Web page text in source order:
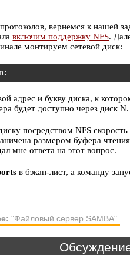
вернемся к нашей
включим поддержку NFS.
монтируем сетевой диск:
адрес и букву диска, к
будет доступно через диск N.
посредством NFS
размером буфера
мне ответа на этот вопрос.
в бэкап-лист, а команду
"Файловый сервер SAMBA"